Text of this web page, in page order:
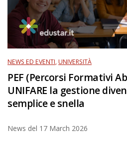
NEWS ED EVENTI,UNIVERSITÀ
PEF (Percorsi Formativi
UNIFARE la gestione
semplice e snella
News del 17 March 2026